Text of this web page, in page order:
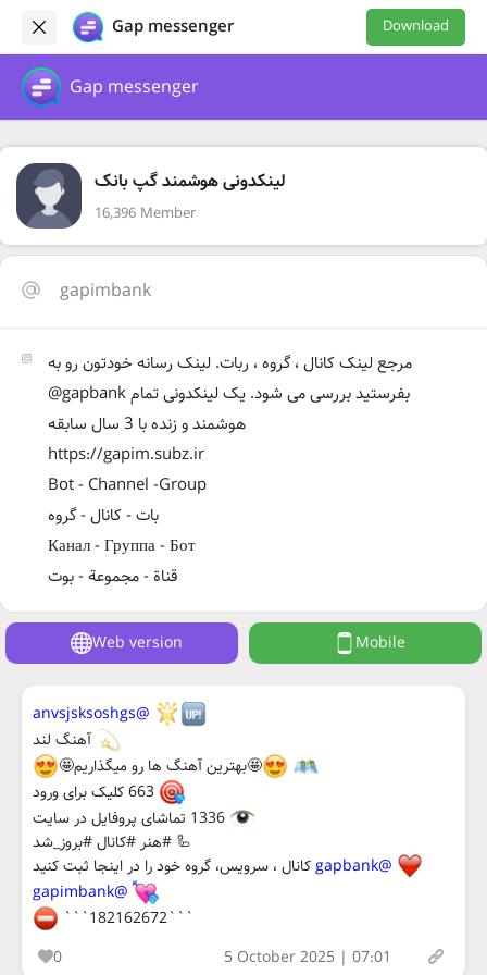
Gap messenger Download
Gap messenger
لینکدونی هوشمند گپ بانک
16,396 Member
gapimbank
مرجع لینک کانال ، گروه ، ربات. لینک رسانه خودتون رو به
@gapbank بفرستید بررسی می شود. یک لینکدونی تمام
هوشمند و زنده با 3 سال سابقه
https://gapim.subz.ir
Bot - Channel -Group
بات - کانال - گروه
Канал - Группа - Бот
قناة - مجموعة - بوت
Web version Mobile
@anvsjsksoshgs
آهنگ لند
🤩بهترین آهنگ ها رو میگذاریم🤩
🦾 #هنر #کانال #بروز_شد
@gapbank
کانال ، سرویس، گروه خود را در اینجا ثبت کنید
@gapimbank
```182162672```
0
5 October 2025 | 07:01